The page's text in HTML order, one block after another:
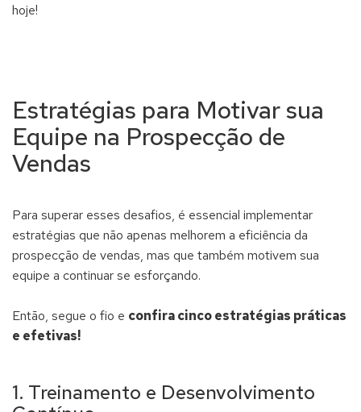
hoje!
Estratégias para Motivar sua
Equipe na Prospecção de
Vendas
Para superar esses desafios, é essencial implementar
estratégias que não apenas melhorem a eficiência da
prospecção de vendas, mas que também motivem sua
equipe a continuar se esforçando.
Então, segue o fio e confira cinco estratégias práticas
e efetivas!
1. Treinamento e Desenvolvimento